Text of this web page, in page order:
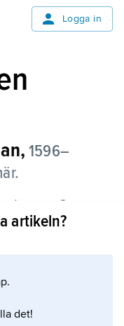
Logga in
1596–
Jan van Goyen
i grågrön
artikeln?
det!